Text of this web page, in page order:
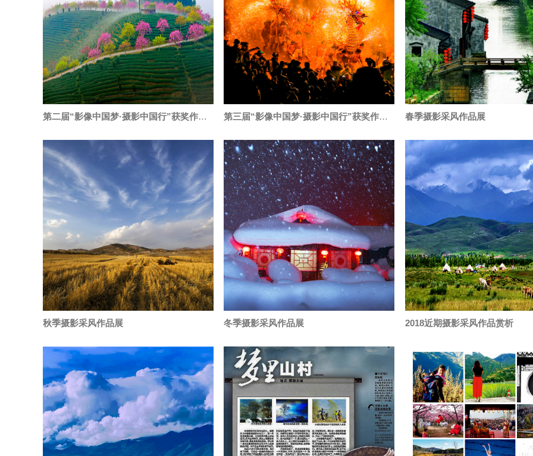
第二届“影像中国梦·摄影中国行”获奖作品赏析 第三届“影像中国梦·摄影中国行”获奖作品赏析 春季摄影采风作品展
秋季摄影采风作品展 冬季摄影采风作品展 2018近期摄影采风作品赏析